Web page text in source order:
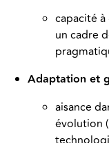
capacité
un cadre
Adaptation et
aisance
évolution